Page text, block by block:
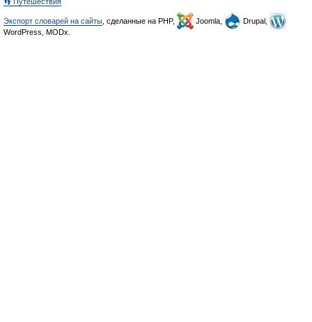
Экспорт словарей на сайты , сделанные на PHP, Joomla,
Drupal,
WordPress, MODx.